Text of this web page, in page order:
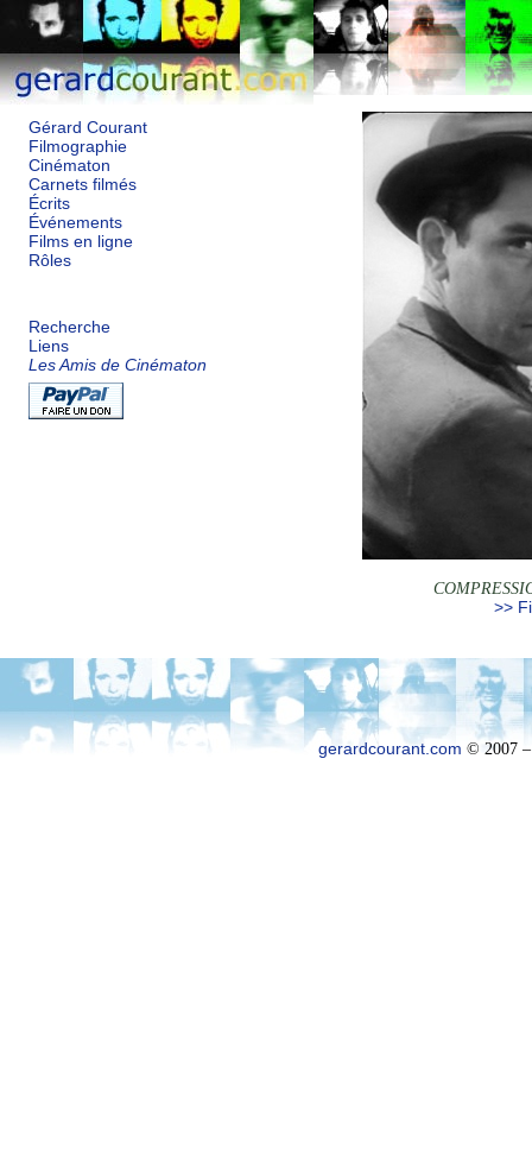
Gérard Courant
Filmographie
Cinématon
Carnets filmés
Écrits
Événements
Films en ligne
Rôles
Recherche
Liens
Les Amis de Cinématon
>>
gerardcourant.com © 2007